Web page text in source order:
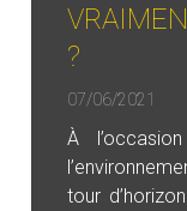
?
07/06/2021
À
tour